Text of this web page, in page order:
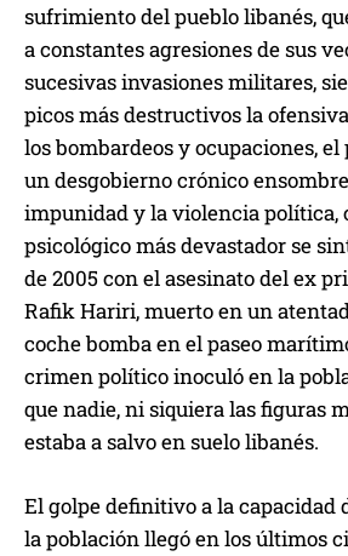
sufrimiento del pueblo libanés,
a constantes agresiones de sus
sucesivas invasiones militares,
picos más destructivos la
los bombardeos y ocupaciones, el
un desgobierno crónico
impunidad y la violencia política,
psicológico más devastador se
de 2005 con el asesinato del ex
Rafik Hariri, muerto en un
coche bomba en el paseo
crimen político inoculó en la
que nadie, ni siquiera las figuras
estaba a salvo en suelo libanés.
El golpe definitivo a la capacidad
la población llegó en los últimos